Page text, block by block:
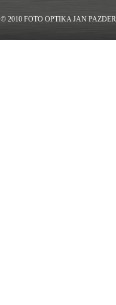
© 2010 FOTO OPTIKA JAN